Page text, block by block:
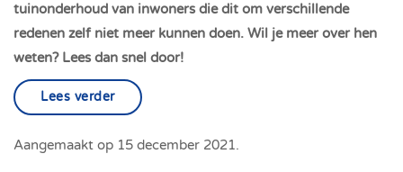
tuinonderhoud van inwoners die dit om verschillende
redenen zelf niet meer kunnen doen. Wil je meer over hen
weten? Lees dan snel door!
Lees verder
Aangemaakt op 15 december 2021.